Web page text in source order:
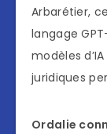
Arbarétier,
langage
modèles
juridiques
Ordalie